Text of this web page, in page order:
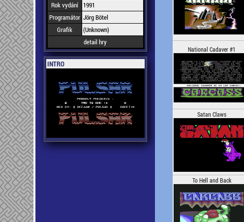
Rok vydání
1991
Programátor Jörg Bötel
Grafik
(Unknown)
detail hry
INTRO
National Cadaver #1
Satan Claws
To Hell and Back